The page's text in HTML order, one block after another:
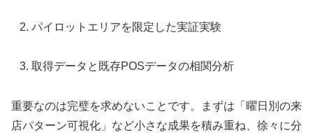
パイロットエリアを限定した実証実験
取得データと既存POSデータの相関分析
重要なのは完璧を求めないことです。まずは「曜日別の来
店パターン可視化」など小さな成果を積み重ね、徐々に分